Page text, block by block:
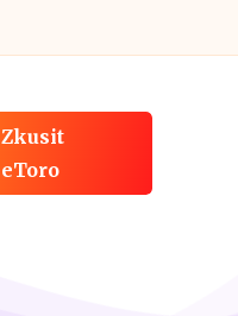
Zkusit
eToro